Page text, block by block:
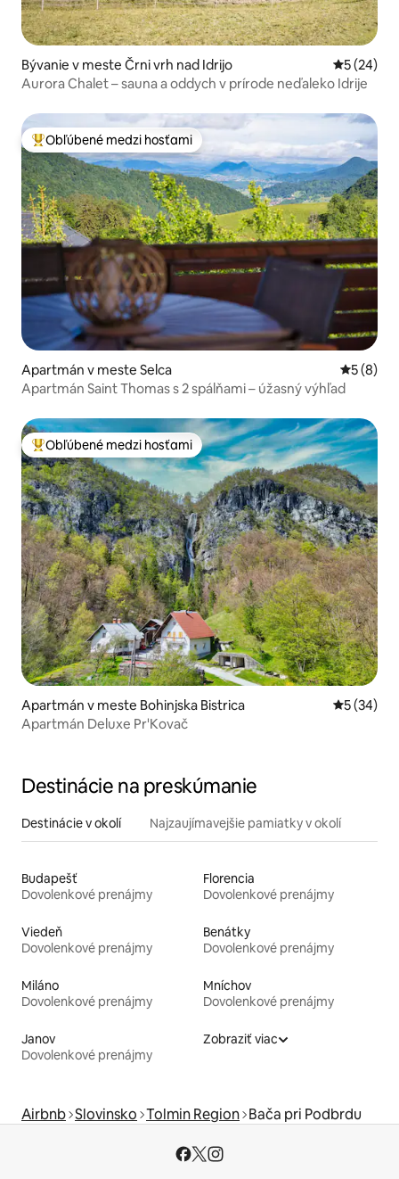
Bývanie v meste Črni vrh nad Idrijo
5 (24)
Aurora Chalet – sauna a oddych v prírode neďaleko Idrije
Najobľúbenejšie medzi hosťami
Obľúbené medzi hosťami
Apartmán v meste Selca
5 (8)
Apartmán Saint Thomas s 2 spálňami – úžasný výhľad
Najobľúbenejšie medzi hosťami
Obľúbené medzi hosťami
Apartmán v meste Bohinjska Bistrica
5 (34)
Apartmán Deluxe Pr'Kovač
Destinácie na preskúmanie
Destinácie v okolí Najzaujímavejšie pamiatky v okolí
Budapešť
Dovolenkové prenájmy
Florencia
Dovolenkové prenájmy
Viedeň
Dovolenkové prenájmy
Benátky
Dovolenkové prenájmy
Miláno
Dovolenkové prenájmy
Mníchov
Dovolenkové prenájmy
Janov
Dovolenkové prenájmy
Zobraziť viac
Airbnb Slovinsko Tolmin Region Bača pri Podbrdu